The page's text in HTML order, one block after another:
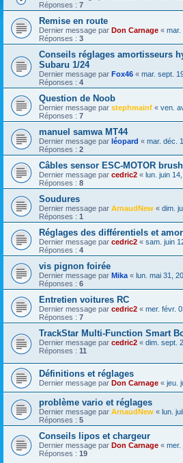
Réponses : 7
Remise en route
Dernier message par Don Carnage « mar.
Réponses : 3
Conseils réglages amortisseurs
Subaru 1/24
Dernier message par Fox46 « mar. sept.
Réponses : 4
Question de Noob
Dernier message par stephmainf « ven.
Réponses : 7
manuel samwa MT44
Dernier message par léopard « mar. déc.
Réponses : 2
Câbles sensor ESC-MOTOR
Dernier message par cedric2 « lun. juin
Réponses : 8
Soudures
Dernier message par ArnaudNew « dim.
Réponses : 1
Réglages des différentiels et
Dernier message par cedric2 « sam. juin
Réponses : 4
vis pignon foirée
Dernier message par Mika « lun. mai 31,
Réponses : 6
Entretien voitures RC
Dernier message par cedric2 « mer. févr.
Réponses : 7
TrackStar Multi-Function Smart
Dernier message par cedric2 « dim. sept.
Réponses : 11
Définitions et réglages
Dernier message par Don Carnage « jeu.
problème vario et réglages
Dernier message par ArnaudNew « lun.
Réponses : 5
Conseils lipos et chargeur
Dernier message par Don Carnage « mer.
Réponses : 19